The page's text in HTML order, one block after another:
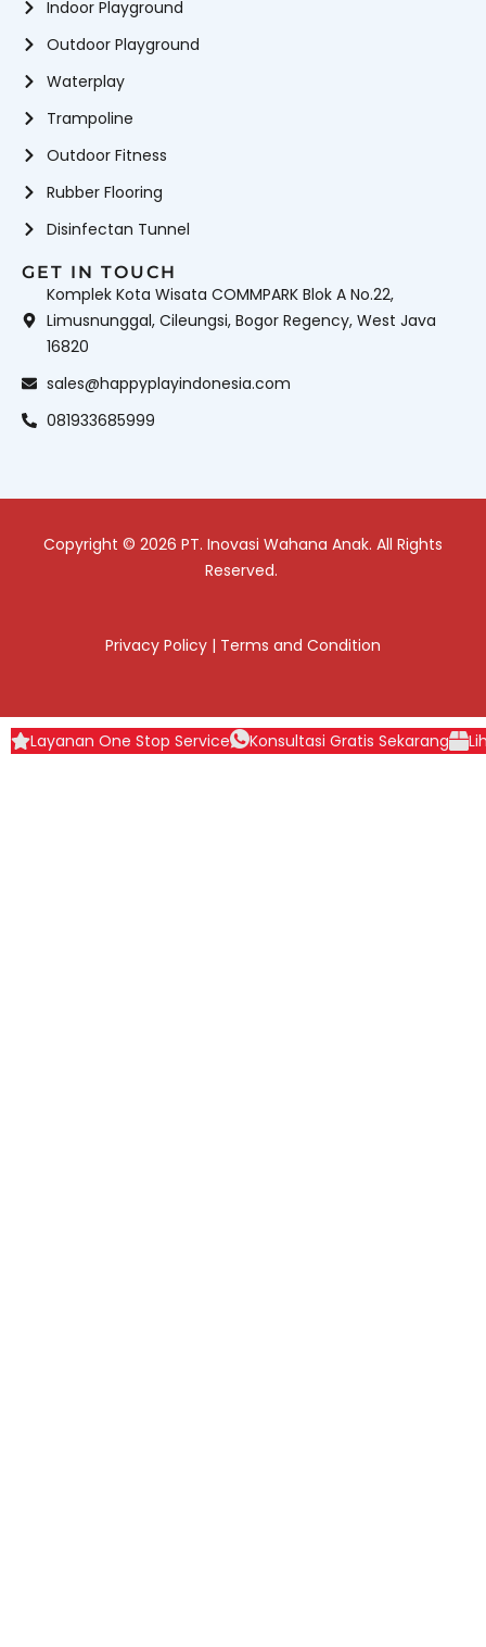
Indoor Playground
Outdoor Playground
Waterplay
Trampoline
Outdoor Fitness
Rubber Flooring
Disinfectan Tunnel
GET IN TOUCH
Komplek Kota Wisata COMMPARK Blok A No.22,
Limusnunggal, Cileungsi, Bogor Regency, West Java
16820
sales@happyplayindonesia.com
081933685999
Copyright © 2026 PT. Inovasi Wahana Anak. All Rights
Reserved.
Privacy Policy | Terms and Condition
Layanan One Stop Service Konsultasi Gratis Sekarang